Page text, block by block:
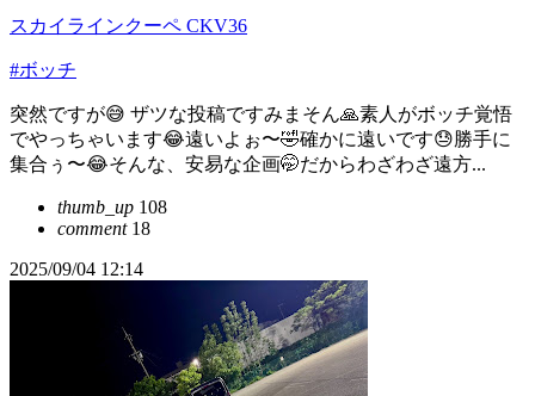
スカイラインクーペ CKV36
#ボッチ
突然ですが😅 ザツな投稿ですみまそん🙏素人がボッチ覚悟
でやっちゃいます😂遠いよぉ〜🤣確かに遠いです😓勝手に
集合ぅ〜😂そんな、安易な企画🤭だからわざわざ遠方...
thumb_up 108
comment18
2025/09/04 12:14